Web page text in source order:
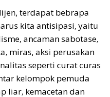
terdapat bebrapa
kita antisipasi, yaitu
ancaman sabotase,
miras, aksi perusakan
seperti curat curas
kelompok pemuda
liar, kemacetan dan